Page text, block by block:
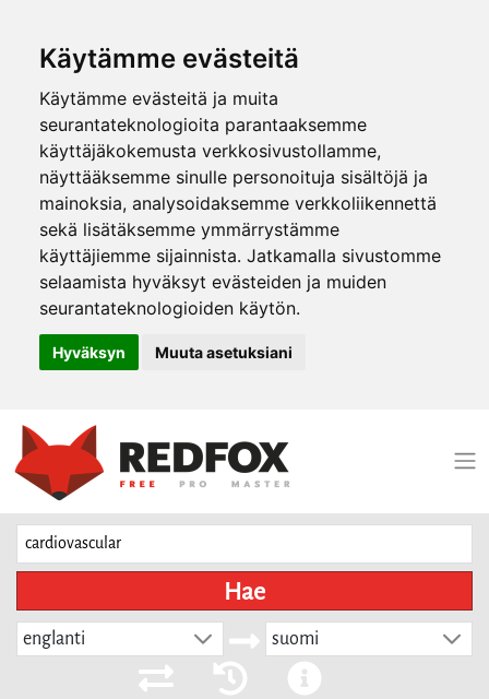
Käytämme evästeitä
Käytämme evästeitä ja muita
seurantateknologioita parantaaksemme
käyttäjäkokemusta verkkosivustollamme,
näyttääksemme sinulle personoituja sisältöjä ja
mainoksia, analysoidaksemme verkkoliikennettä
sekä lisätäksemme ymmärrystämme
käyttäjiemme sijainnista. Jatkamalla sivustomme
selaamista hyväksyt evästeiden ja muiden
seurantateknologioiden käytön.
Hyväksyn Muuta asetuksiani
Hae
englanti suomi